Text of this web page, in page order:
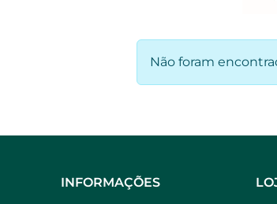
Não foram
INFORMAÇÕES